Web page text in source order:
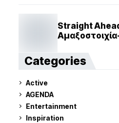
ναυτιλίας
Straight
Categories
Active
AGENDA
Entertainment
Inspiration